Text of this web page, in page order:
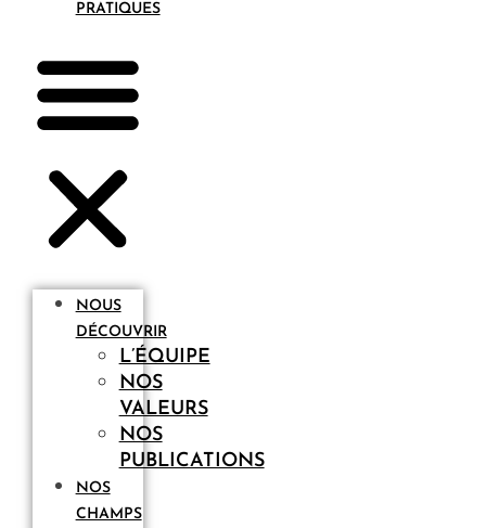
PRATIQUES
NOUS
DÉCOUVRIR
L’ÉQUIPE
NOS
VALEURS
NOS
PUBLICATIONS
NOS
CHAMPS